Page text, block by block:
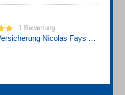
1 Bewertung
Allianz Versicherung Nicolas Fays Generalvertretung in Rheine - Eschendorf